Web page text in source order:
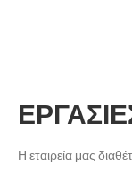
Η εταιρεία μας